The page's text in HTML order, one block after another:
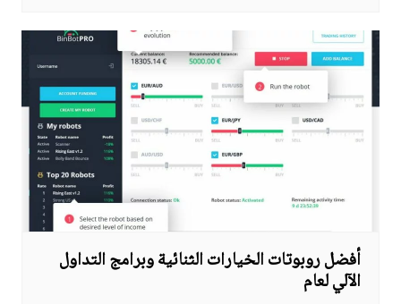
أفضل روبوتات الخيارات الثنائية وبرامج التداول
الآلي لعام